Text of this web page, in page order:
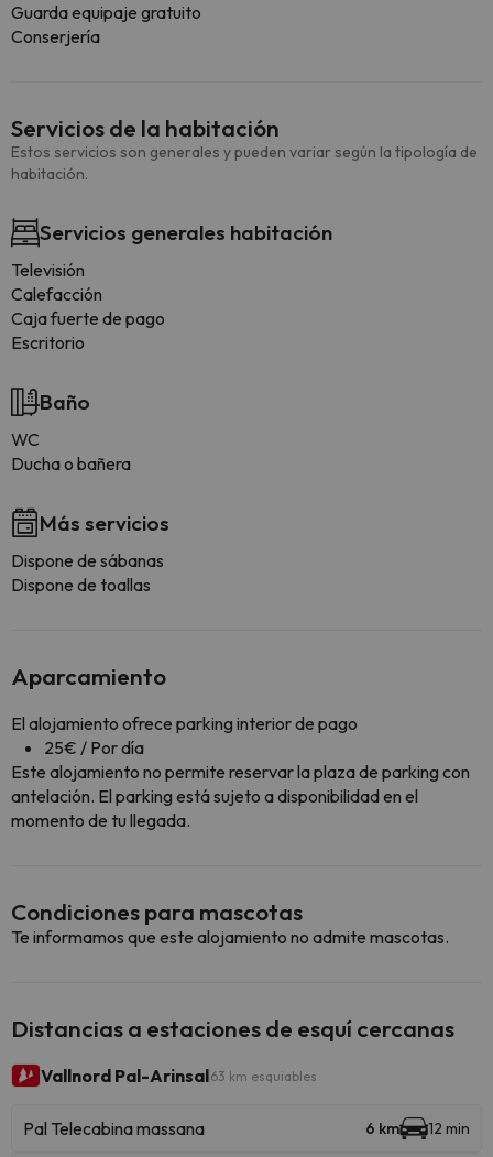
Guarda equipaje gratuito
Conserjería
Servicios de la habitación
Estos servicios son generales y pueden variar según la tipología de
habitación.
Servicios generales habitación
Televisión
Calefacción
Caja fuerte de pago
Escritorio
Baño
WC
Ducha o bañera
Más servicios
Dispone de sábanas
Dispone de toallas
Aparcamiento
El alojamiento ofrece parking interior de pago
25€ / Por día
Este alojamiento no permite reservar la plaza de parking con
antelación. El parking está sujeto a disponibilidad en el
momento de tu llegada.
Condiciones para mascotas
Te informamos que este alojamiento no admite mascotas.
Distancias a estaciones de esquí cercanas
Vallnord Pal-Arinsal63 km esquiables
Pal Telecabina massana 6 km 12 min